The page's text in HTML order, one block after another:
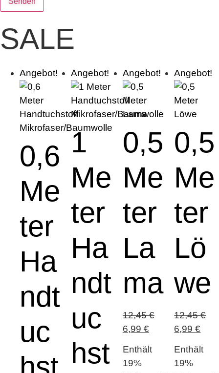
SALE
Angebot!
0,6
Me
ter
Ha
ndt
uc
Angebot!
1
Me
ter
Ha
ndt
uc
hst
Angebot!
0,5
Me
ter
La
ma
12,45€
Ursprünglicher
war:
12,45 €
6,99 €Aktueller
ist:
6,99 €.
Enthält
19%
Angebot!
0,5
Me
ter
Lö
we
12,45€
war:
12,45 €
6,99€
ist:
Enthält
19%